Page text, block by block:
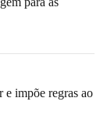
impõe regras ao